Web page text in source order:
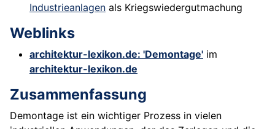
Industrieanlagen als Kriegswiedergutmachung
Weblinks
architektur-lexikon.de: 'Demontage' im
architektur-lexikon.de
Zusammenfassung
Demontage ist ein wichtiger Prozess in vielen